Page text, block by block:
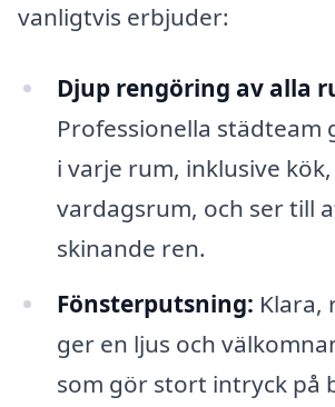
vanligtvis erbjuder:
Djup rengöring av alla
Professionella städteam
i varje rum, inklusive
vardagsrum, och ser till
skinande ren.
Fönsterputsning: Klara,
ger en ljus och
som gör stort intryck på